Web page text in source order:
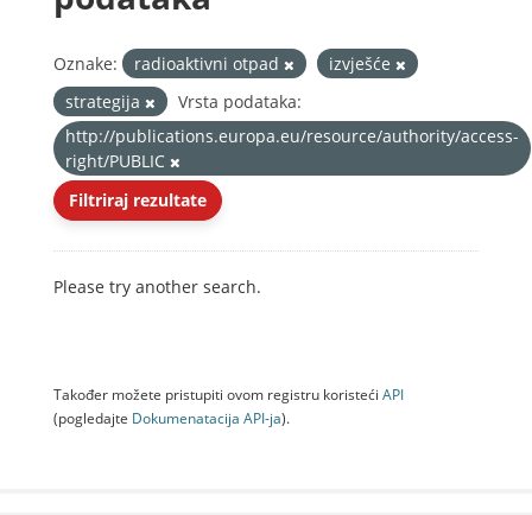
Oznake: radioaktivni otpad
izvješće
strategija
Vrsta podataka:
http://publications.europa.eu/resource/authority/access-
right/PUBLIC
Filtriraj rezultate
Please try another search.
Također možete pristupiti ovom registru koristeći API
(pogledajte Dokumenаtаcijа API-jа).